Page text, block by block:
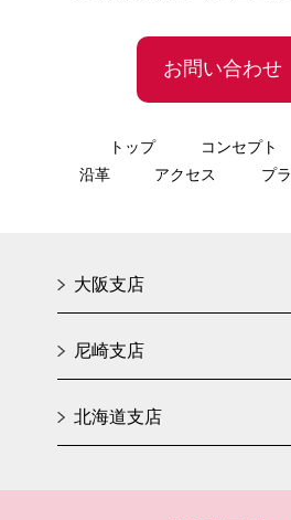
お問い合わせ
トップ コンセプト
沿革
アクセス プ
大阪支店
尼崎支店
北海道支店